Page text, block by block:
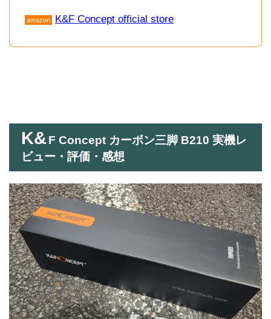
amazon K&F Concept official store
K& F Concept カーボン三脚 B210 実機レ
ビュー・評価・感想